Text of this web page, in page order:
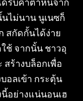
ด้รับคำตำหนิจาก
ไม่นาน นูเนซก็
สกัดกั้นได้ง่าย
ช้ จากนั้น ชาวอุ
ร้างบล็อกเพื่อ
อลเข้า กระตุ้น
อย่างแน่นอนเฮ